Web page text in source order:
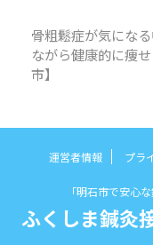
骨粗鬆症が気にな
ながら健康的に痩
市】
運営者情報 プラ
「明石市で安心
ふくしま鍼灸